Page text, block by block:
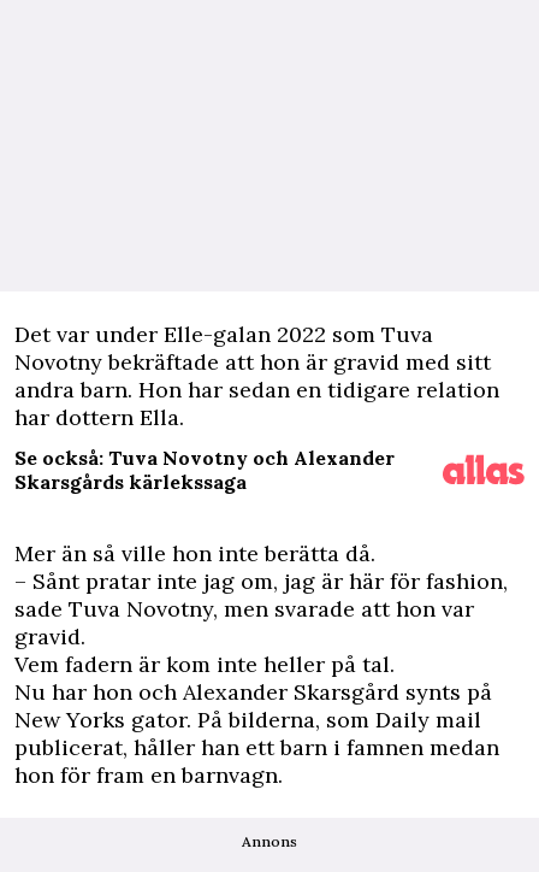
Det var under Elle-galan 2022 som Tuva
Novotny bekräftade att hon är gravid med sitt
andra barn. Hon har sedan en tidigare relation
har dottern Ella.
Se också: Tuva Novotny och Alexander
Skarsgårds kärlekssaga
Mer än så ville hon inte berätta då.
– Sånt pratar inte jag om, jag är här för fashion,
sade Tuva Novotny, men svarade att hon var
gravid.
Vem fadern är kom inte heller på tal.
Nu har hon och Alexander Skarsgård synts på
New Yorks gator. På bilderna, som Daily mail
publicerat, håller han ett barn i famnen medan
hon för fram en barnvagn.
Annons